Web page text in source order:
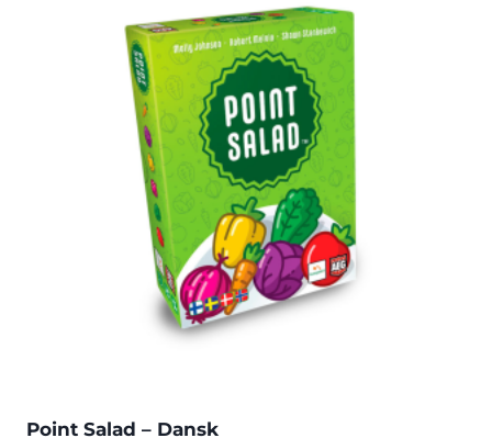
Point Salad – Dansk